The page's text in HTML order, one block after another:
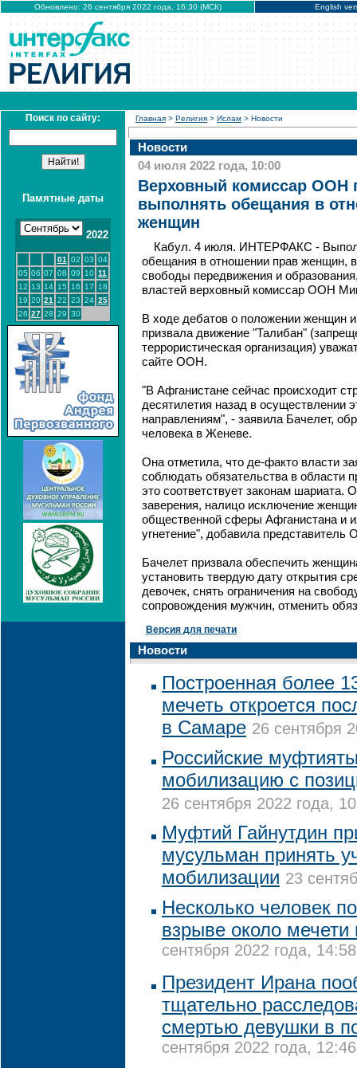
Обновлено: 26 сентября 2022 года, 16:30 (МСК) English
Поиск по сайту:
Памятные даты
2022
01 02 03 04
05 06 07 08 09 10 11
12 13 14 15 16 17
18
19 20 21 22 23 24 25
26 27 28 29 30
Главная > Религия > Ислам > Новости
Новости
04 июля 2022 года, 10:00
Верховный комиссар ООН
выполнять обещания в
женщин
Кабул. 4 июля. ИНТЕРФАКС -
обещания в отношении прав женщин,
свободы передвижения и
властей верховный комиссар ООН
В ходе дебатов о положении женщин
призвала движение "Талибан"
террористическая организация)
сайте ООН.
"В Афганистане сейчас происходит
десятилетия назад в осуществлении
направлениям", - заявила Бачелет,
человека в Женеве.
Она отметила, что де-факто власти
соблюдать обязательства в области
это соответствует законам шариата.
заверения, налицо исключение
общественной сферы Афганистана и
угнетение", добавила представитель
Бачелет призвала обеспечить
установить твердую дату открытия
девочек, снять ограничения на
сопровождения мужчин, отменить
Версия для печати
Новости
Построенная более
мечеть откроется
в Самаре 26 сентября
Российские
мобилизацию с
26 сентября 2022 года,
Муфтий Гайнутдин
мусульман принять
мобилизации 23
Несколько человек
взрыве около мечети
сентября 2022 года, 14:58
Президент Ирана
тщательно
смертью девушки в
сентября 2022 года, 12:46